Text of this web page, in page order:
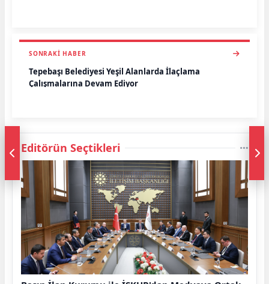
SONRAKI HABER
Tepebaşı Belediyesi Yeşil Alanlarda İlaçlama
Çalışmalarına Devam Ediyor
Editörün Seçtikleri